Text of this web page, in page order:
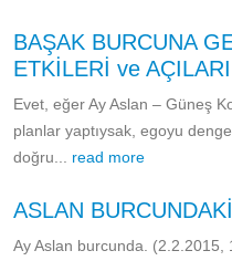
BAŞAK BURCUNA
ETKİLERİ ve AÇILARI
Evet, eğer Ay Aslan – Güneş
planlar yaptıysak, egoyu
doğru... read more
ASLAN
Ay Aslan burcunda. (2.2.2015,